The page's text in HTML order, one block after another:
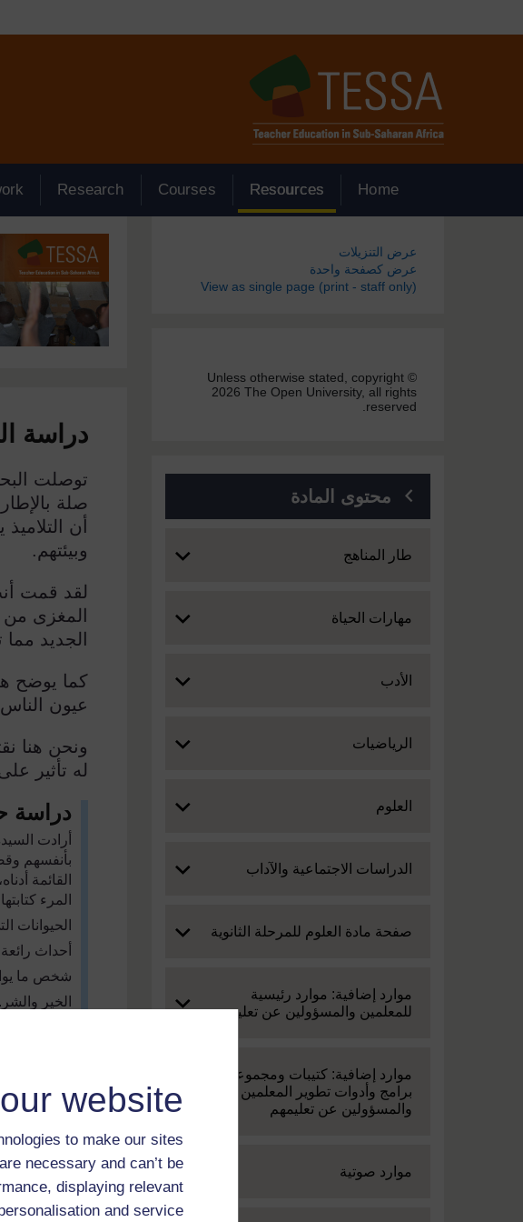
website
to make our sites
necessary and can’t be
displaying relevant
and service
Home
Resources
Courses
Research
الكتل
عرض التنزيلات
عرض كصفحة واحدة
View as single page (print - staff only)
Unless otherwise stated, copyright ©
2026 The Open University, all rights
reserved.
محتوى المادة
Expand
طار المناهج
Expand
مهارات الحياة
Expand
الأدب
Expand
الرياضيات
Expand
العلوم
Expand
الدراسات الاجتماعية والآداب
Expand
صفحة مادة العلوم للمرحلة الثانوية
Expand
موارد إضافية: موارد رئيسية
للمعلمين والمسؤولين عن تعليمهم
Expand
موارد إضافية: كتيبات ومجموعة من
برامج وأدوات تطوير المعلمين
والمسؤولين عن تعليمهم
Expand
موارد صوتية
دراسة
توصلت
صلة
أن
وبيئتهم.
لقد قمت
المغزى
الجديد
كما يوضح
عيون
ونحن هنا
له تأثير
دراسة
أرادت
بأنفسهم
القائمة
المرء
الحيوانات
أحداث
شخص ما
الخير والشر.
كما
كإطار
أم
قامت
وخلال
قاموا
قصص